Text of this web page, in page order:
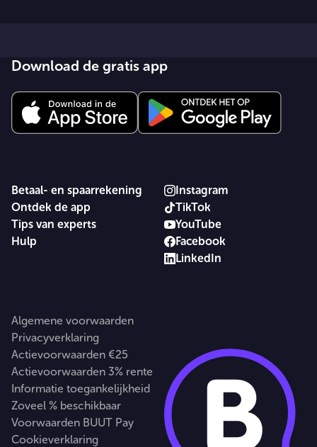
Download de gratis app
Betaal- en spaarrekening
Ontdek de app
Tips van experts
Hulp
Instagram
TikTok
YouTube
Facebook
LinkedIn
Algemene voorwaarden
Privacyverklaring
Actievoorwaarden €25
Actievoorwaarden 3% rente
Informatie toegankelijkheid
Zoveel % beschikbaar
Voorwaarden BUUT Pay
Cookieverklaring